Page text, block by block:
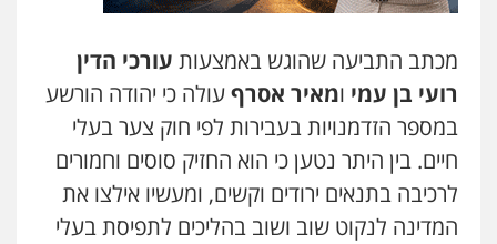
מכתב התביעה שהוגש באמצעות עורכי הדין
רועי בן עמי ומאיר אסרףעולה כי יהודה הורשע
במספר הזדמנויות בעבירות לפי חוק צער בעלי
חיים. בין היתר נטען כי הוא החזיק סוסים וחמורים
לרכיבה בתנאים ירודים וקשים, ומעשיו אילצו את
המדינה לנקוט שוב ושוב בהליכים לתפיסת בעלי